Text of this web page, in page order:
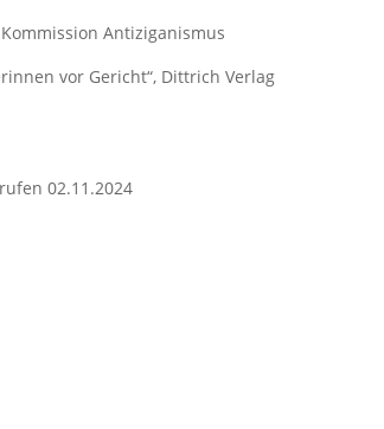
Antiziganismus
vor Gericht“, Dittrich Verlag
02.11.2024